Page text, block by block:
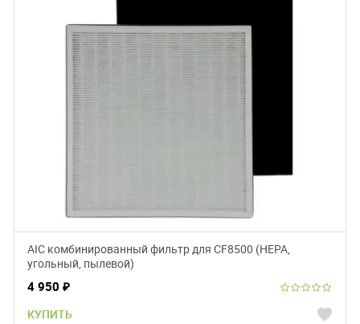
AIC комбинированный фильтр для CF8500 (НЕРА,
угольный, пылевой)
4 950 ₽
КУПИТЬ favorite